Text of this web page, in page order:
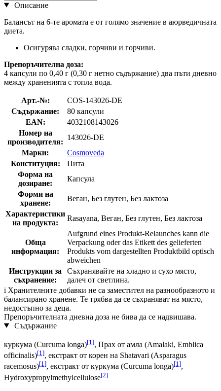
Описание
Балансът на 6-те аромата е от голямо значение в аюрведичната
диета.
Осигурява сладки, горчиви и горчиви.
Препоръчителна доза:
4 капсули по 0,40 г (0,30 г нетно съдържание) два пъти дневно
между храненията с топла вода.
Арт.-№:
COS-143026-DE
Съдържание:
80 капсули
EAN:
4032108143026
Номер на
производителя:
143026-DE
Марки:
Cosmoveda
Конституция:
Пита
Форма на
дозиране:
Капсула
Форми на
хранене:
Веган, Без глутен, Без лактоза
Характеристики
на продукта:
Rasayana, Веган, Без глутен, Без лактоза
Обща
информация:
Aufgrund eines Produkt-Relaunches kann die
Verpackung oder das Etikett des gelieferten
Produkts vom dargestellten Produktbild optisch
abweichen
Инструкции за
съхранение:
Съхранявайте на хладно и сухо място,
далеч от светлина.
i Хранителните добавки не са заместител на разнообразното и
балансирано хранене. Те трябва да се съхраняват на място,
недостъпно за деца.
Препоръчителната дневна доза не бива да се надвишава.
Съдържание
куркума (Curcuma longa)[1], Прах от амла (Amalaki, Emblica
officinalis)[1], екстракт от корен на Shatavari (Asparagus
racemosus)[1], екстракт от куркума (Curcuma longa)[1],
Hydroxypropylmethylcellulose[2]